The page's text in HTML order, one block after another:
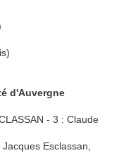
d'Auvergne
- 3 : Claude
Esclassan,